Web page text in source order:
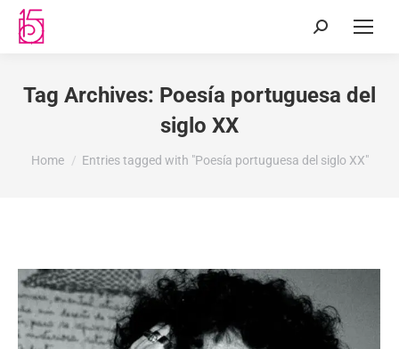
Tag Archives: Poesía portuguesa del
siglo XX
You are here:
Home Entries tagged with "Poesía portuguesa del siglo XX"